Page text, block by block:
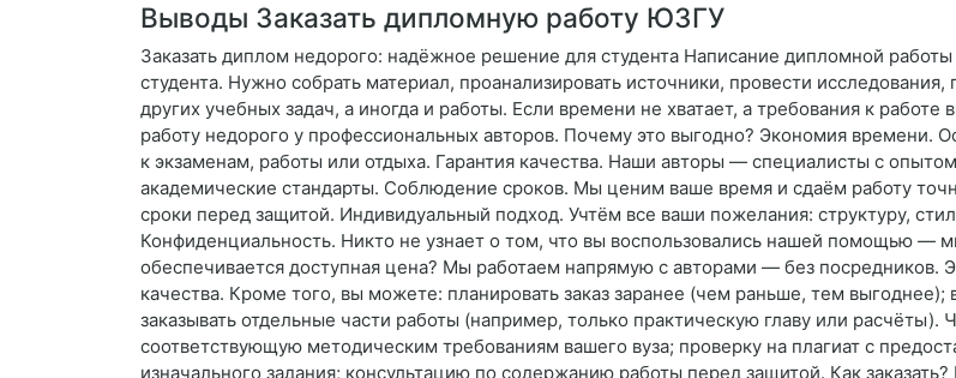
Выводы Заказать дипломную работу ЮЗГУ
Заказать диплом недорого: надёжное решение для студента Написание дипломной
студента. Нужно собрать материал, проанализировать источники, провести
других учебных задач, а иногда и работы. Если времени не хватает, а требования к
работу недорого у профессиональных авторов. Почему это выгодно? Экономия времени.
к экзаменам, работы или отдыха. Гарантия качества. Наши авторы — специалисты с
академические стандарты. Соблюдение сроков. Мы ценим ваше время и сдаём работу
сроки перед защитой. Индивидуальный подход. Учтём все ваши пожелания: структуру,
Конфиденциальность. Никто не узнает о том, что вы воспользовались нашей помощью —
обеспечивается доступная цена? Мы работаем напрямую с авторами — без посредников.
качества. Кроме того, вы можете: планировать заказ заранее (чем раньше, тем
заказывать отдельные части работы (например, только практическую главу или
соответствующую методическим требованиям вашего вуза; проверку на плагиат с
изначального задания; консультацию по содержанию работы перед защитой. Как